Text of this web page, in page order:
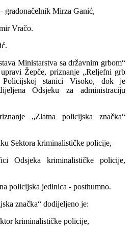
gradonačelnik Mirza Ganić,
Vračo.
Ministarstva sa državnim grbom“
Žepče, priznanje „Reljefni grb
Policijskoj stanici Visoko, dok je
Odsjeku za administraciju
„Zlatna policijska značka“
Sektora kriminalističke policije,
Odsjeka kriminalističke policije,
policijska jedinica - posthumno.
značka“ dodijeljeno je:
kriminalističke policije,